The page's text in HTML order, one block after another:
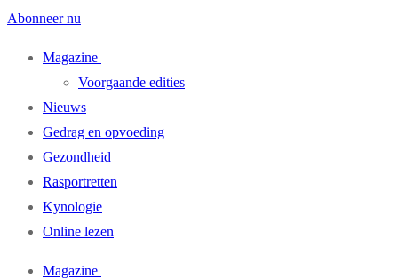
Abonneer nu
Magazine
Voorgaande edities
Nieuws
Gedrag en opvoeding
Gezondheid
Rasportretten
Kynologie
Online lezen
Magazine